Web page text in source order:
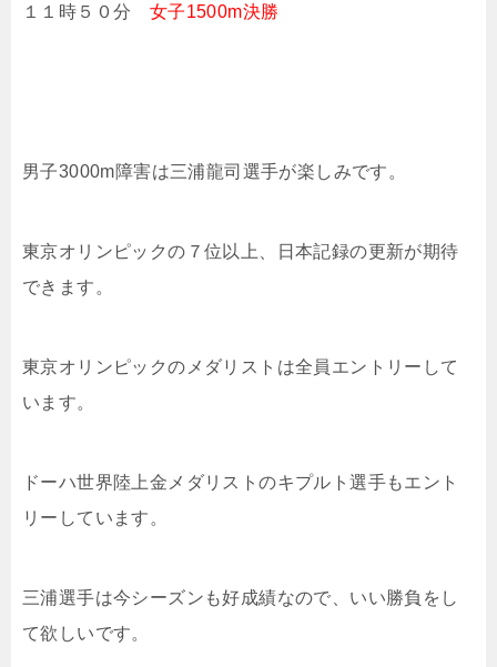
１１時５０分 女子1500m決勝
男子3000m障害は三浦龍司選手が楽しみです。
東京オリンピックの７位以上、日本記録の更新が期待
できます。
東京オリンピックのメダリストは全員エントリーして
います。
ドーハ世界陸上金メダリストのキプルト選手もエント
リーしています。
三浦選手は今シーズンも好成績なので、いい勝負をし
て欲しいです。